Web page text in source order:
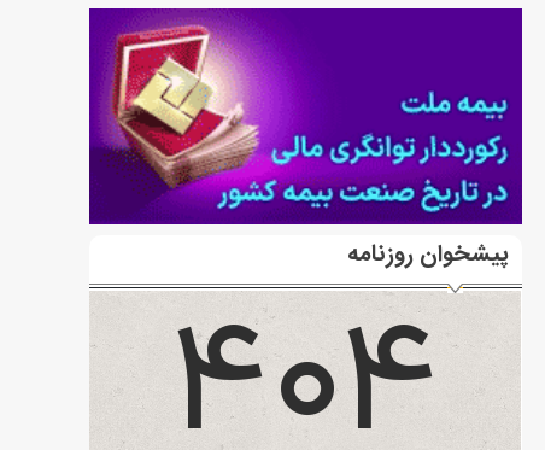
پیشخوان روزنامه